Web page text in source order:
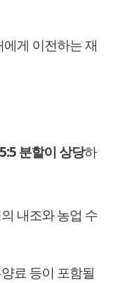
게 이전하는 재
5:5 분할이 상당하
내조와 농업 수
료 등이 포함될